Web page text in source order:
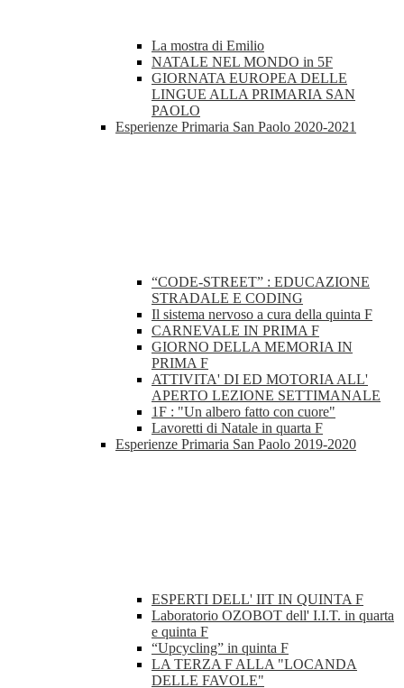
La mostra di Emilio
NATALE NEL MONDO in 5F
GIORNATA EUROPEA DELLE
LINGUE ALLA PRIMARIA SAN
PAOLO
Esperienze Primaria San Paolo 2020-2021
“CODE-STREET” : EDUCAZIONE
STRADALE E CODING
Il sistema nervoso a cura della quinta F
CARNEVALE IN PRIMA F
GIORNO DELLA MEMORIA IN
PRIMA F
ATTIVITA' DI ED MOTORIA ALL'
APERTO LEZIONE SETTIMANALE
1F : "Un albero fatto con cuore"
Lavoretti di Natale in quarta F
Esperienze Primaria San Paolo 2019-2020
ESPERTI DELL' IIT IN QUINTA F
Laboratorio OZOBOT dell' I.I.T. in quarta
e quinta F
“Upcycling” in quinta F
LA TERZA F ALLA "LOCANDA
DELLE FAVOLE"